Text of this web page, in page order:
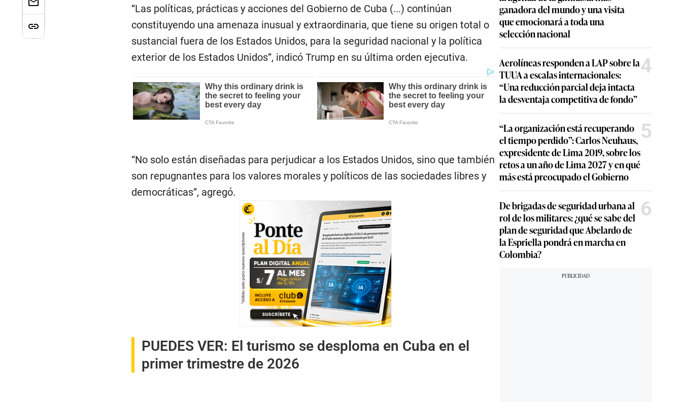
“Las políticas, prácticas y acciones del Gobierno de Cuba (...) continúan
constituyendo una amenaza inusual y extraordinaria, que tiene su origen total o
sustancial fuera de los Estados Unidos, para la seguridad nacional y la política
exterior de los Estados Unidos”, indicó Trump en su última orden ejecutiva.
“No solo están diseñadas para perjudicar a los Estados Unidos, sino que también
son repugnantes para los valores morales y políticos de las sociedades libres y
democráticas”, agregó.
PUEDES VER: El turismo se desploma en Cuba en el
primer trimestre de 2026
ganadora del mundo y una visita
que emocionará a toda una
selección nacional
Aerolíneas responden a LAP sobre la
TUUA a escalas internacionales:
“Una reducción parcial deja intacta
la desventaja competitiva de fondo”
4
“La organización está recuperando
el tiempo perdido”: Carlos Neuhaus,
expresidente de Lima 2019, sobre los
retos a un año de Lima 2027 y en qué
más está preocupado el Gobierno
5
De brigadas de seguridad urbana al
rol de los militares: ¿qué se sabe del
plan de seguridad que Abelardo de
la Espriella pondrá en marcha en
Colombia?
6